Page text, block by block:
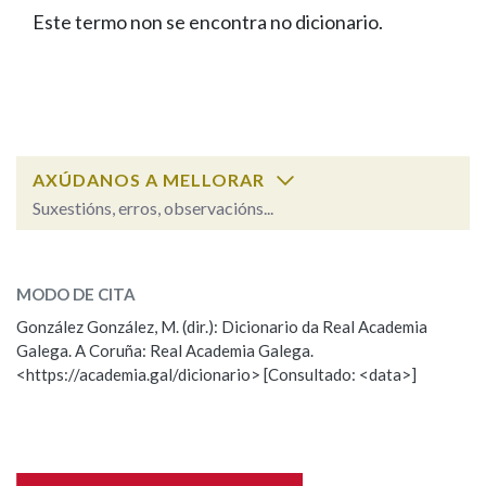
FIGURAS HOMENAXEADAS
PORTAL DAS PALABRAS
Facebook
TwitterYoutubeInstagram
Bluesky
BUSCAR NOS LEMAS
Remata por
BUSCAR NO CONTIDO
Nas definicións
Este termo non se encontra no dicionario.
AXÚDANOS A MELLORAR
Suxestións, erros, observacións...
Observación
Nome
MODO DE CITA
González González, M. (dir.): Dicionario da Real Academia
Galega. A Coruña: Real Academia Galega.
<https://academia.gal/dicionario> [Consultado: <data>]